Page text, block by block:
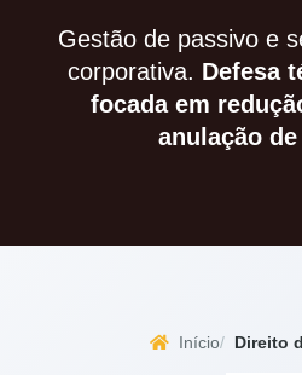
Gestão de passivo e
corporativa. Defesa
focada em
anulação
Início Direito